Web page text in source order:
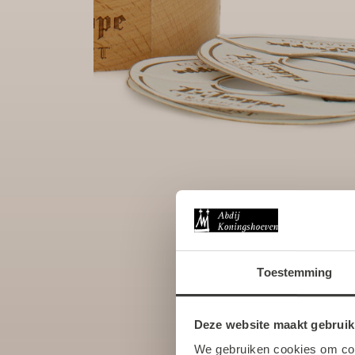
Toestemming
Deze website maakt
We gebruiken cookies om